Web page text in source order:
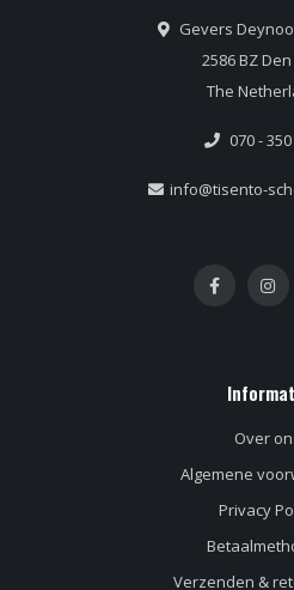
Gevers
2586 BZ
The
070 -
info@tisento-
Over
Algemene
Privacy
Verzenden &